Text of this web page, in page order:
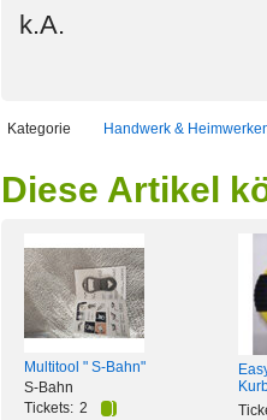
k.A.
Kategorie Handwerk &
Diese Artikel
Multitool " S-Bahn"
S-Bahn
Tickets: 2